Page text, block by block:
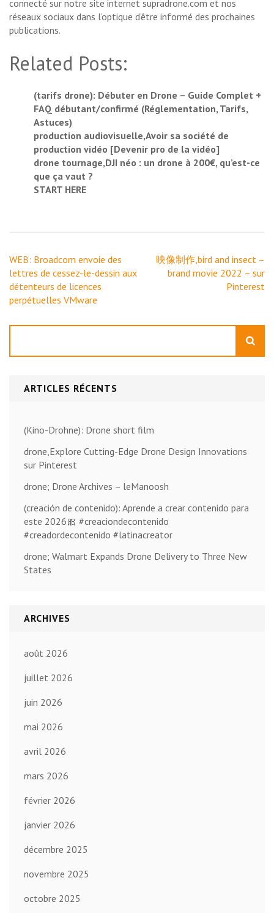
connecté sur notre site internet supradrone.com et nos
réseaux sociaux dans l’optique d’être informé des prochaines
publications.
Related Posts:
(tarifs drone): Débuter en Drone – Guide Complet +
FAQ débutant/confirmé (Réglementation, Tarifs,
Astuces)
production audiovisuelle,Avoir sa société de
production vidéo [Devenir pro de la vidéo]
drone tournage,DJI néo : un drone à 200€, qu’est-ce
que ça vaut ?
START HERE
Navigation
de
l’article
WEB: Broadcom envoie des
lettres de cessez-le-dessin aux
détenteurs de licences
perpétuelles VMware
映像制作,bird and insect –
brand movie 2022 – sur
Pinterest
ARTICLES RÉCENTS
(Kino-Drohne): Drone short film
drone,Explore Cutting-Edge Drone Design Innovations
sur Pinterest
drone; Drone Archives – leManoosh
(creación de contenido): Aprende a crear contenido para
este 2026🎀 #creaciondecontenido
#creadordecontenido #latinacreator
drone; Walmart Expands Drone Delivery to Three New
States
ARCHIVES
août 2026
juillet 2026
juin 2026
mai 2026
avril 2026
mars 2026
février 2026
janvier 2026
décembre 2025
novembre 2025
octobre 2025